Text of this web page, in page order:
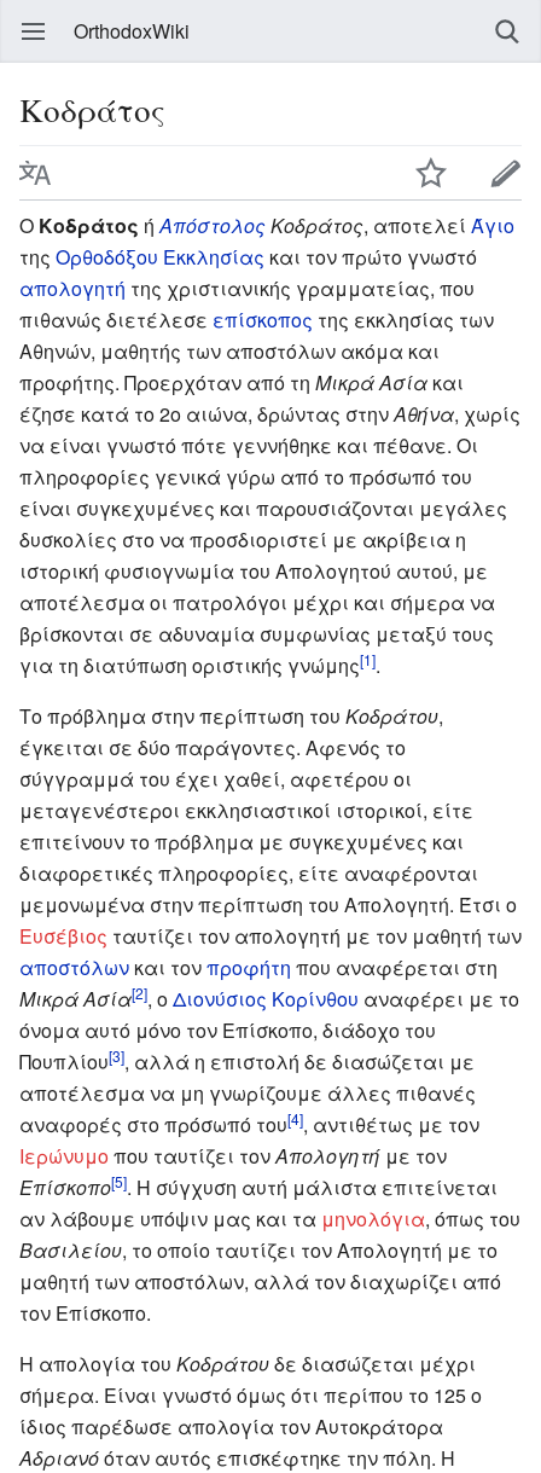
OrthodoxWiki
Κοδράτος
Ο Κοδράτος ή ΑπόστολοςΚοδράτος, αποτελεί Άγιο
της Ορθοδόξου Εκκλησίας και τον πρώτο γνωστό
απολογητή της χριστιανικής γραμματείας, που
πιθανώς διετέλεσε επίσκοπος της εκκλησίας των
Αθηνών, μαθητής των αποστόλων ακόμα και
προφήτης. Προερχόταν από τη Μικρά Ασία και
έζησε κατά το 2ο αιώνα, δρώντας στηνΑθήνα, χωρίς
να είναι γνωστό πότε γεννήθηκε και πέθανε. Οι
πληροφορίες γενικά γύρω από το πρόσωπό του
είναι συγκεχυμένες και παρουσιάζονται μεγάλες
δυσκολίες στο να προσδιοριστεί με ακρίβεια η
ιστορική φυσιογνωμία του Απολογητού αυτού, με
αποτέλεσμα οι πατρολόγοι μέχρι και σήμερα να
βρίσκονται σε αδυναμία συμφωνίας μεταξύ τους
για τη διατύπωση οριστικής γνώμης[1].
Το πρόβλημα στην περίπτωση του Κοδράτου,
έγκειται σε δύο παράγοντες. Αφενός το
σύγγραμμά του έχει χαθεί, αφετέρου οι
μεταγενέστεροι εκκλησιαστικοί ιστορικοί, είτε
επιτείνουν το πρόβλημα με συγκεχυμένες και
διαφορετικές πληροφορίες, είτε αναφέρονται
μεμονωμένα στην περίπτωση του Απολογητή. Έτσι ο
Ευσέβιος ταυτίζει τον απολογητή με τον μαθητή των
αποστόλων και τονπροφήτη που αναφέρεται στη
Μικρά Ασία[2], οΔιονύσιος Κορίνθου αναφέρει με το
όνομα αυτό μόνο τον Επίσκοπο, διάδοχο του
Πουπλίου[3], αλλά η επιστολή δε διασώζεται με
αποτέλεσμα να μη γνωρίζουμε άλλες πιθανές
αναφορές στο πρόσωπό του[4], αντιθέτως με τον
Ιερώνυμοπου ταυτίζει τονΑπολογητή με τον
Επίσκοπο[5]. Η σύγχυση αυτή μάλιστα επιτείνεται
αν λάβουμε υπόψιν μας και τα μηνολόγια, όπως του
Βασιλείου, το οποίο ταυτίζει τον Απολογητή με το
μαθητή των αποστόλων, αλλά τον διαχωρίζει από
τον Επίσκοπο.
Η απολογία του Κοδράτουδε διασώζεται μέχρι
σήμερα. Είναι γνωστό όμως ότι περίπου το 125 ο
ίδιος παρέδωσε απολογία τον Αυτοκράτορα
Αδριανόόταν αυτός επισκέφτηκε την πόλη. Η